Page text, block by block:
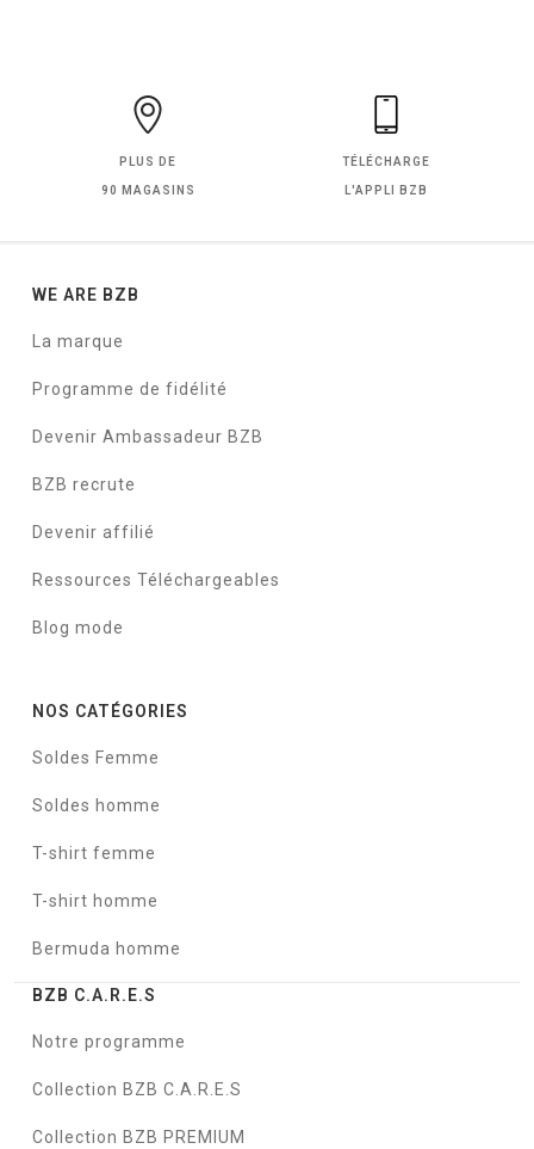
PLUS DE
90 MAGASINS
TÉLÉCHARGE
L'APPLI BZB
WE ARE BZB
La marque
Programme de fidélité
Devenir Ambassadeur BZB
BZB recrute
Devenir affilié
Ressources Téléchargeables
Blog mode
NOS CATÉGORIES
Soldes Femme
Soldes homme
T-shirt femme
T-shirt homme
Bermuda homme
BZB C.A.R.E.S
Notre programme
Collection BZB C.A.R.E.S
Collection BZB PREMIUM